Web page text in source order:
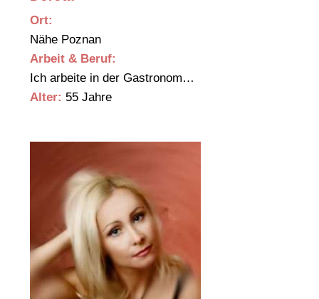
Ort:
Nähe Poznan
Arbeit & Beruf:
Ich arbeite in der Gastronom…
Alter: 55 Jahre